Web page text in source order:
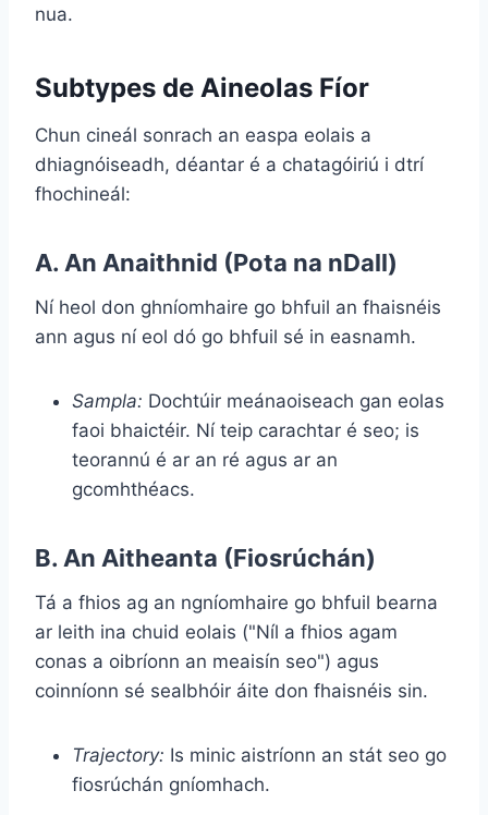
nua.
Subtypes de Aineolas Fíor
Chun cineál sonrach an easpa eolais a
dhiagnóiseadh, déantar é a chatagóiriú i dtrí
fhochineál:
A. An Anaithnid (Pota na nDall)
Ní heol don ghníomhaire go bhfuil an fhaisnéis
ann agus ní eol dó go bhfuil sé in easnamh.
Sampla: Dochtúir meánaoiseach gan eolas
faoi bhaictéir. Ní teip carachtar é seo; is
teorannú é ar an ré agus ar an
gcomhthéacs.
B. An Aitheanta (Fiosrúchán)
Tá a fhios ag an ngníomhaire go bhfuil bearna
ar leith ina chuid eolais ("Níl a fhios agam
conas a oibríonn an meaisín seo") agus
coinníonn sé sealbhóir áite don fhaisnéis sin.
Trajectory: Is minic aistríonn an stát seo go
fiosrúchán gníomhach.